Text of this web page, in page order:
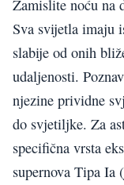
Zamislite noću na
Sva svijetla imaju
slabije od onih
udaljenosti.
njezine prividne
do svjetiljke. Za
specifična vrsta
supernova Tipa